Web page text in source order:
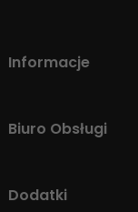
Informacje
Biuro Obsługi
Dodatki